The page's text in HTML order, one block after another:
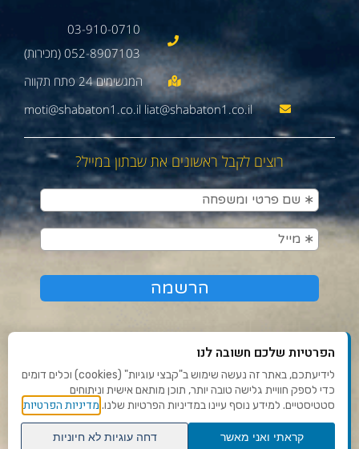
03-910-0710
052-8907103 (מכירות)
moti@shabaton1.co.il liat@shabaton1.co.il
רוצים לקבל ראשונים את שבתון במייל?
תנאי שימוש ומדיניות פרטיות
פנו אלינו
הפרטיות שלכם חשובה לנו
לידיעתכם, באתר זה נעשה שימוש ב"קבצי עוגיות" (cookies) וכלים דומים
כדי לספק חוויית גלישה טובה יותר, תוכן מותאם אישית וניתוחים
סטטיסטיים. למידע נוסף עיינו במדיניות הפרטיות שלנו. מדיניות הפרטיות
קראתי ואני מאשר דחה עוגיות לא חיוניות